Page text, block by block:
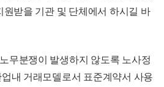
원받을 기관 및 단체에서 하시길 바
무분쟁이 발생하지 않도록 노사정
내 거래모델로서 표준계약서 사용